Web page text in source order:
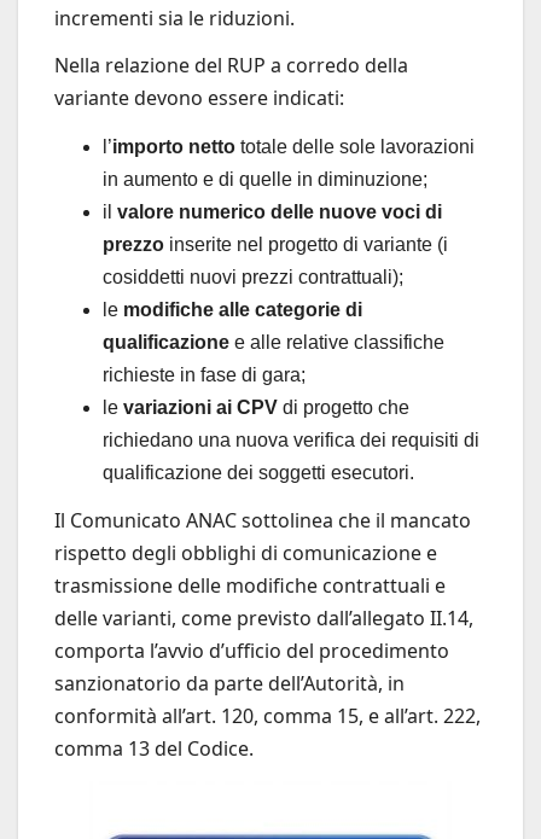
incrementi sia le riduzioni.
Nella relazione del RUP a corredo della
variante devono essere indicati:
l’importo netto totale delle sole lavorazioni
in aumento e di quelle in diminuzione;
il valore numerico delle nuove voci di
prezzo inserite nel progetto di variante (i
cosiddetti nuovi prezzi contrattuali);
le modifiche alle categorie di
qualificazione e alle relative classifiche
richieste in fase di gara;
le variazioni ai CPV di progetto che
richiedano una nuova verifica dei requisiti di
qualificazione dei soggetti esecutori.
Il Comunicato ANAC sottolinea che il mancato
rispetto degli obblighi di comunicazione e
trasmissione delle modifiche contrattuali e
delle varianti, come previsto dall’allegato II.14,
comporta l’avvio d’ufficio del procedimento
sanzionatorio da parte dell’Autorità, in
conformità all’art. 120, comma 15, e all’art. 222,
comma 13 del Codice.